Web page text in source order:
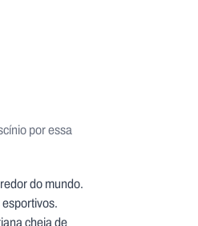
por essa
do mundo.